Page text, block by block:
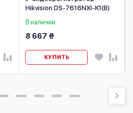
Hikvision DS-7616NXI-K1(B)
В наличии
8 667 ₴
КУПИТЬ